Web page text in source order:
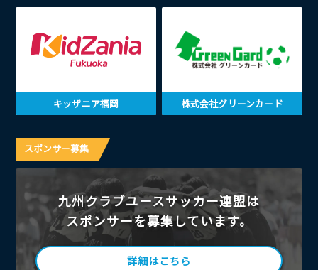
キッザニア福岡 株式会社グリーンカード
スポンサー募集
九州クラブユースサッカー連盟は
スポンサーを募集しています。
詳細はこちら